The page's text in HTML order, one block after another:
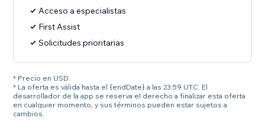
Acceso a especialistas
First Assist
Solicitudes prioritarias
* Precio en USD.
* La oferta es válida hasta el {endDate} a las 23:59 UTC. El
desarrollador de la app se reserva el derecho a finalizar esta oferta
en cualquier momento, y sus términos pueden estar sujetos a
cambios.